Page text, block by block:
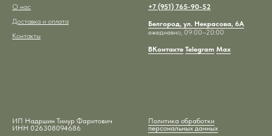
О нас
Доставка и оплата
Контакты
+7 (951) 765-90-52
Белгород, ул. Некрасова, 6А
ежедневно, 09:00–20:00
ВКонтакте Telegram Max
ИП Надршин Тимур Фаритович
ИНН 026308094686
Политика обработки
персональных данных